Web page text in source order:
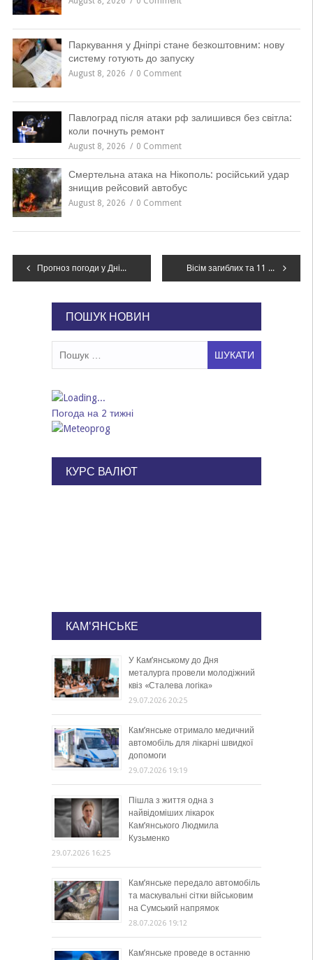
Паркування у Дніпрі стане безкоштовним: нову
систему готують до запуску
August 8, 2026 0 Comment
Павлоград після атаки рф залишився без світла:
коли почнуть ремонт
August 8, 2026 0 Comment
Смертельна атака на Нікополь: російський удар
знищив рейсовий автобус
August 8, 2026 0 Comment
Навігація
Прогноз погоди у Дніпрі на 13 травня: дощі та комфортні температури Вісім загиблих та 11 поранених: наслідки нічних атак по Дніпропетровщині
ПОШУК НОВИН
Погода на 2 тижні
КУРС ВАЛЮТ
КАМ'ЯНСЬКЕ
У Кам’янському до Дня
металурга провели молодіжний
квіз «Сталева логіка»
29.07.2026 20:25
Кам’янське отримало медичний
автомобіль для лікарні швидкої
допомоги
29.07.2026 19:19
Пішла з життя одна з
найвідоміших лікарок
Кам’янського Людмила
Кузьменко
29.07.2026 16:25
Кам’янське передало автомобіль
та маскувальні сітки військовим
на Сумський напрямок
28.07.2026 19:12
Кам’янське проведе в останню